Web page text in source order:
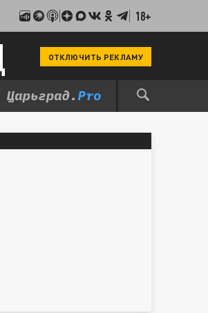
18+
ОТКЛЮЧИТЬ РЕКЛАМУ